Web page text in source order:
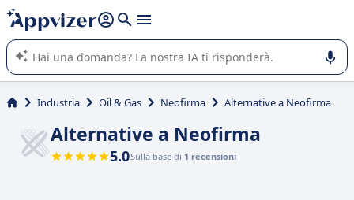
righe con
shift + enter
L'IA di Appvizer vi guida nell'utilizzo o nella scelta di un
software SaaS per la vostra azienda.
Industria Oil & Gas Neofirma Alternative a Neofirma
Alternative a Neofirma
5.0Sulla base di 1 recensioni